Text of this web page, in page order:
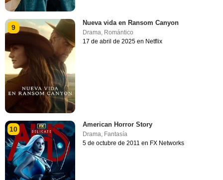
9
Nueva vida en Ransom Canyon
Drama, Romántico
17 de abril de 2025 en Netflix
10
American Horror Story
Drama Fantasía
5 de octubre de 2011 en FX Networks